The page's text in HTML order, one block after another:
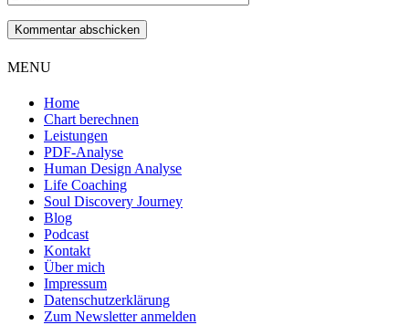
Kommentar abschicken
MENU
Home
Chart berechnen
Leistungen
PDF-Analyse
Human Design Analyse
Life Coaching
Soul Discovery Journey
Blog
Podcast
Kontakt
Über mich
Impressum
Datenschutzerklärung
Zum Newsletter anmelden